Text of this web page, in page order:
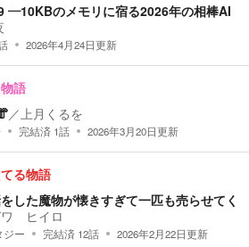
—10KBのメモリに宿る2026年の相棒AI
2026年4月24日更新
語
／上月くるを
完結済 1話 2026年3月20日更新
る物語
した魔物が懐きすぎて一匹も売らせてく
ヒイロ
ジー 完結済 12話 2026年2月22日更新